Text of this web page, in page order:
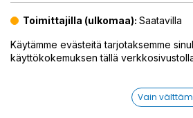
Toimittajilla (ulkomaa): Saatavilla
Asennuspalvelu
Käytämme evästeitä tarjotaksemme
käyttökokemuksen tällä
Vain